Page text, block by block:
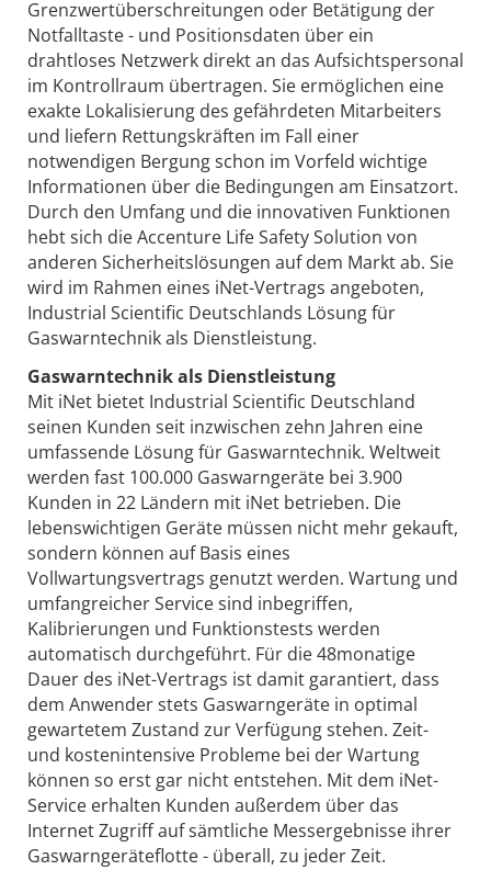
Grenzwertüberschreitungen oder Betätigung der
Notfalltaste - und Positionsdaten über ein
drahtloses Netzwerk direkt an das Aufsichtspersonal
im Kontrollraum übertragen. Sie ermöglichen eine
exakte Lokalisierung des gefährdeten Mitarbeiters
und liefern Rettungskräften im Fall einer
notwendigen Bergung schon im Vorfeld wichtige
Informationen über die Bedingungen am Einsatzort.
Durch den Umfang und die innovativen Funktionen
hebt sich die Accenture Life Safety Solution von
anderen Sicherheitslösungen auf dem Markt ab. Sie
wird im Rahmen eines iNet-Vertrags angeboten,
Industrial Scientific Deutschlands Lösung für
Gaswarntechnik als Dienstleistung.
Gaswarntechnik als Dienstleistung
Mit iNet bietet Industrial Scientific Deutschland
seinen Kunden seit inzwischen zehn Jahren eine
umfassende Lösung für Gaswarntechnik. Weltweit
werden fast 100.000 Gaswarngeräte bei 3.900
Kunden in 22 Ländern mit iNet betrieben. Die
lebenswichtigen Geräte müssen nicht mehr gekauft,
sondern können auf Basis eines
Vollwartungsvertrags genutzt werden. Wartung und
umfangreicher Service sind inbegriffen,
Kalibrierungen und Funktionstests werden
automatisch durchgeführt. Für die 48monatige
Dauer des iNet-Vertrags ist damit garantiert, dass
dem Anwender stets Gaswarngeräte in optimal
gewartetem Zustand zur Verfügung stehen. Zeit-
und kostenintensive Probleme bei der Wartung
können so erst gar nicht entstehen. Mit dem iNet-
Service erhalten Kunden außerdem über das
Internet Zugriff auf sämtliche Messergebnisse ihrer
Gaswarngeräteflotte - überall, zu jeder Zeit.